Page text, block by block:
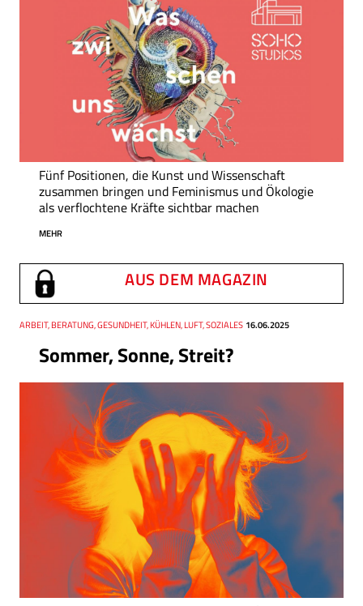
Fünf Positionen, die Kunst und Wissenschaft
zusammen bringen und Feminismus und Ökologie
als verflochtene Kräfte sichtbar machen
MEHR
AUS DEM MAGAZIN
Sommer, Sonne, Streit?
Thema
ARBEIT, BERATUNG, GESUNDHEIT, KÜHLEN, LUFT, SOZIALES
Datum 16.06.2025